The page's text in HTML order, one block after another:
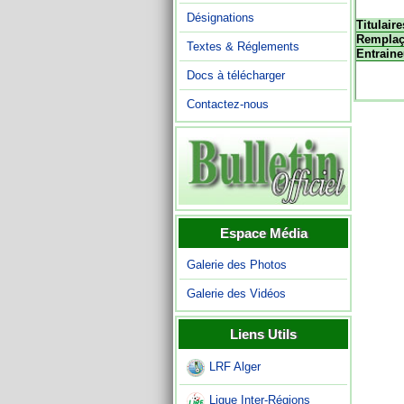
Désignations
Textes & Réglements
Docs à télécharger
Contactez-nous
Espace Média
Galerie des Photos
Galerie des Vidéos
Liens Utils
LRF Alger
Ligue Inter-Régions